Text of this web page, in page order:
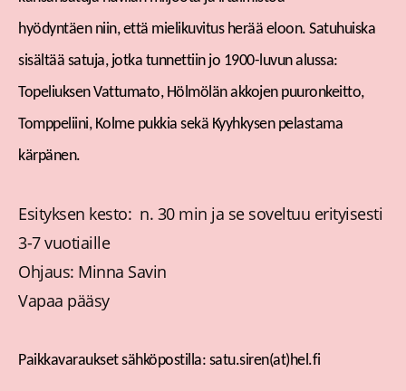
hyödyntäen niin, että mielikuvitus herää eloon. Satuhuiska
sisältää satuja, jotka tunnettiin jo 1900-luvun alussa:
Topeliuksen Vattumato, Hölmölän akkojen puuronkeitto,
Tomppeliini, Kolme pukkia sekä Kyyhkysen pelastama
kärpänen.
Esityksen kesto: n. 30 min ja se soveltuu erityisesti
3-7 vuotiaille
Ohjaus: Minna Savin
Vapaa pääsy
Paikkavaraukset sähköpostilla: satu.siren(at)hel.fi